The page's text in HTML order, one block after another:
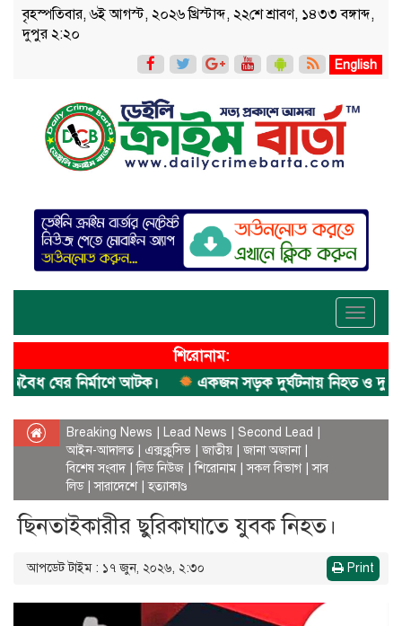
বৃহস্পতিবার, ৬ই আগস্ট, ২০২৬ খ্রিস্টাব্দ, ২২শে শ্রাবণ, ১৪৩৩ বঙ্গাব্দ,
দুপুর ২:২০
English
Toggle
শিরোনাম:
ঘের নির্মাণে আটক।
একজন সড়ক দুর্ঘটনায় নিহত ও দুইজন
Breaking News Lead News Second Lead
আইন-আদালত
এক্সক্লুসিভ |জাতীয় |জানা অজানা|
বিশেষ সংবাদ|লিড নিউজ |শিরোনাম|সকল বিভাগ|সাব
লিড|সারাদেশে|হত্যাকাণ্ড
ছিনতাইকারীর ছুরিকাঘাতে যুবক নিহত।
আপডেট টাইম : ১৭ জুন, ২০২৬, ২:৩০ Print